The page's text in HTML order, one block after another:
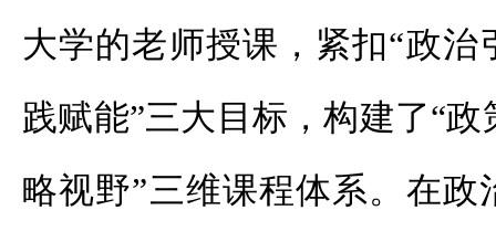
大学的老师授课，紧扣“政治
践赋能”三大目标，构建了“政
略视野”三维课程体系。在政